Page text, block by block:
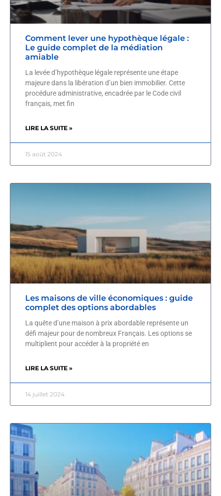
Comment lever une hypothèque légale :
Le guide complet de la médiation
amiable
La levée d’hypothèque légale représente une étape
majeure dans la libération d’un bien immobilier. Cette
procédure administrative, encadrée par le Code civil
français, met fin
LIRE LA SUITE »
15 août 2024
Les maisons de ville économiques : guide
complet des options abordables
La quête d’une maison à prix abordable représente un
défi majeur pour de nombreux Français. Les options se
multiplient pour accéder à la propriété en
LIRE LA SUITE »
14 juillet 2024